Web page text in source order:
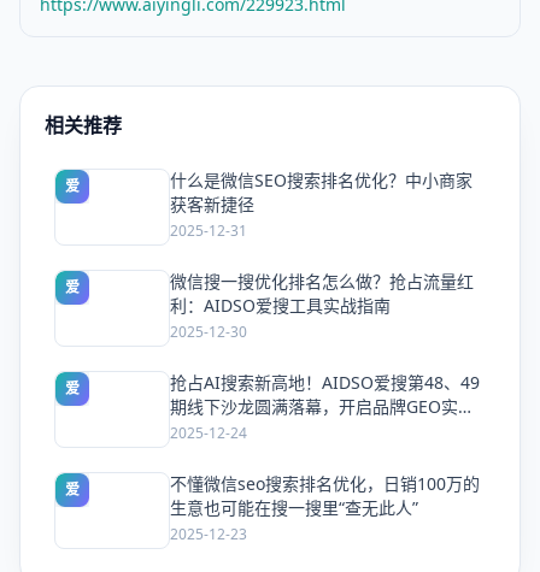
相关推荐
爱
什么是微信SEO搜索排名优化？中小商家
获客新捷径
2025-12-31
爱
微信搜一搜优化排名怎么做？抢占流量红
利：AIDSO爱搜工具实战指南
2025-12-30
爱
抢占AI搜索新高地！AIDSO爱搜第48、49
期线下沙龙圆满落幕，开启品牌GEO实战
新纪元
2025-12-24
爱
不懂微信seo搜索排名优化，日销100万的
生意也可能在搜一搜里“查无此人”
2025-12-23